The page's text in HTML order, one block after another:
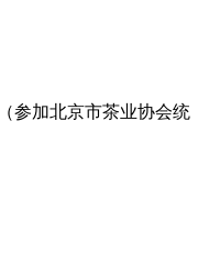
参加北京市茶业协会统